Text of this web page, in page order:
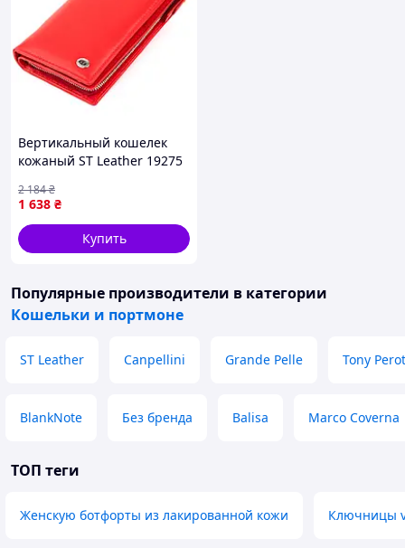
Вертикальный кошелек
кожаный ST Leather 19275
2026
1 638 ₴
2 184₴
Купить
Популярные производители в категории
Кошельки и портмоне
ST Leather Canpellini Grande Pelle Tony
BlankNote Без бренда Balisa Marco Coverna
ТОП теги
Женскую ботфорты из лакированной кожи Ключницы